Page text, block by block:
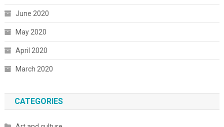
June 2020
May 2020
April 2020
March 2020
CATEGORIES